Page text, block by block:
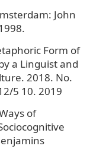
John
Form of
a Linguist and
2018. No.
5 10. 2019
of